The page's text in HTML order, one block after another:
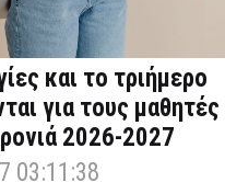
και το τριήμερο
για τους μαθητές
2026-2027
03:11:38